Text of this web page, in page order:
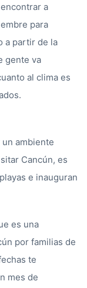
a
para
a partir de la
gente va
al clima es
ambiente
Cancún, es
e inauguran
es una
por familias de
te
mes de